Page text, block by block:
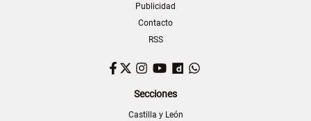
Publicidad
Contacto
RSS
Facebook
TwitterInstagram
YouTubeDailymotion
Secciones
Castilla y León